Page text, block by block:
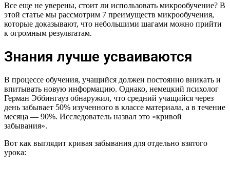
Все еще не уверены, стоит ли использовать микрообучение? В
этой статье мы рассмотрим 7 преимуществ микрообучения,
которые доказывают, что небольшими шагами можно прийти
к огромным результатам.
Знания лучше усваиваются
В процессе обучения, учащийся должен постоянно вникать и
впитывать новую информацию. Однако, немецкий психолог
Герман Эббингауз обнаружил, что средний учащийся через
день забывает 50% изученного в классе материала, а в течение
месяца — 90%. Исследователь назвал это «кривой
забывания».
Вот как выглядит кривая забывания для отдельно взятого
урока: